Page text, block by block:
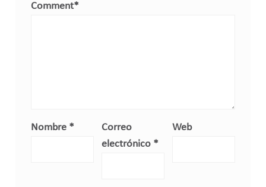
Comment*
Nombre *
Correo
electrónico *
Web